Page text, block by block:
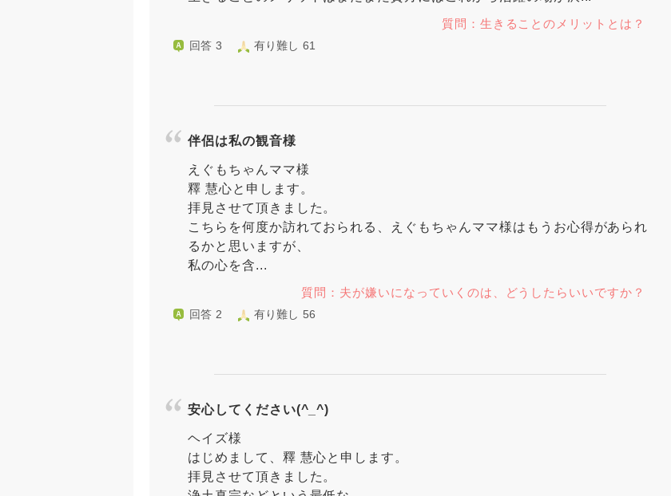
質問：生きることのメリットとは？
回答 3 有り難し 61
伴侶は私の観音様
えぐもちゃんママ様
釋 慧心と申します。
拝見させて頂きました。
こちらを何度か訪れておられる、えぐもちゃんママ様はもうお心得があられ
るかと思いますが、
私の心を含...
質問：夫が嫌いになっていくのは、どうしたらいいですか？
回答 2 有り難し 56
安心してください(^_^)
ヘイズ様
はじめまして、釋 慧心と申します。
拝見させて頂きました。